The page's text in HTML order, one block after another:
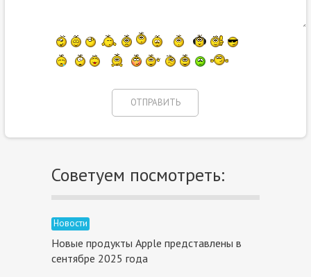
Советуем посмотреть:
Новости
Новые продукты Apple представлены в
сентябре 2025 года